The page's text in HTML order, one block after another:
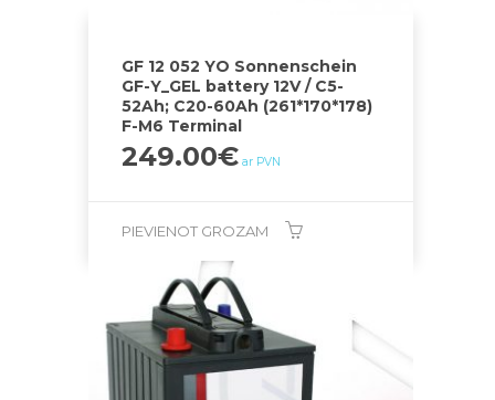
GF 12 052 YO Sonnenschein
GF-Y_GEL battery 12V / C5-
52Ah; C20-60Ah (261*170*178)
F-M6 Terminal
249.00€ ar PVN
PIEVIENOT GROZAM